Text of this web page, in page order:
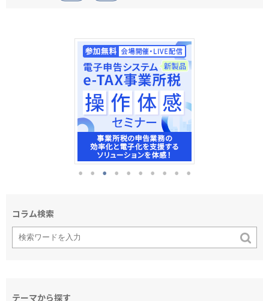
コラム検索
テーマから探す